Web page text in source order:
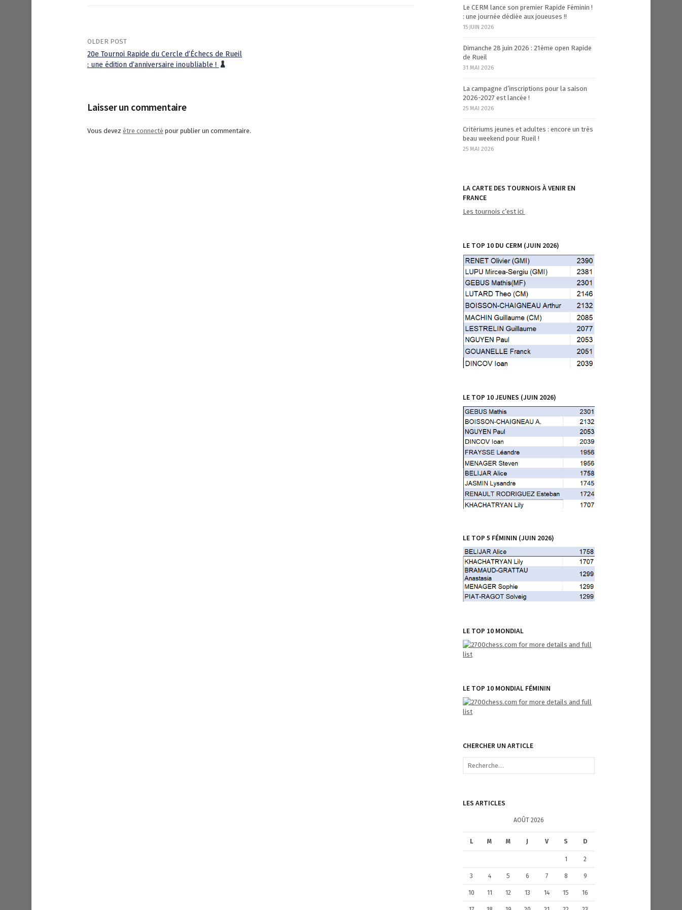
s
t
OLDER POST
20e Tournoi Rapide du Cercle d’Échecs de Rueil
: une édition d’anniversaire inoubliable !
Laisser un commentaire
Vous devez être connecté pour publier un commentaire.
Le CERM lance son premier Rapide Féminin !
: une journée dédiée aux joueuses !!
15 JUIN 2026
Dimanche 28 juin 2026 : 21ème open Rapide
de Rueil
31 MAI 2026
La campagne d’inscriptions pour la saison
2026-2027 est lancée !
25 MAI 2026
Critériums jeunes et adultes : encore un très
beau weekend pour Rueil !
25 MAI 2026
LA CARTE DES TOURNOIS À VENIR EN
FRANCE
Les tournois c’est ici
LE TOP 10 DU CERM (JUIN 2026)
LE TOP 10 JEUNES (JUIN 2026)
LE TOP 5 FÉMININ (JUIN 2026)
LE TOP 10 MONDIAL
LE TOP 10 MONDIAL FÉMININ
CHERCHER UN ARTICLE
R
r
:
LES ARTICLES
AOÛT 2026
L M M J V S D
1 2
3 4 5 6 7 8 9
10 11 12 13 14 15 16